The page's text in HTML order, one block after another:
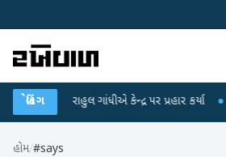
બ્રેકિંગ
પર રાહુલ ગાંધીએ કેન્દ્ર પર પ્રહાર કર્યા ●
હોમ/#says